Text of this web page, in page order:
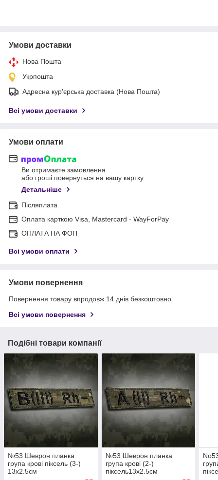
Умови доставки
Нова Пошта
Укрпошта
Адресна кур'єрська доставка (Нова Пошта)
Всі умови доставки
Умови оплати
Ви отримаєте замовлення
або гроші повернуться на вашу картку
Детальніше
Післяплата
Оплата карткою Visa, Mastercard - WayForPay
ОПЛАТА НА ФОП
Всі умови оплати
Умови повернення
Повернення товару впродовж 14 днів безкоштовно
Всі умови повернення
Подібні товари компанії
№53 Шеврон планка
група крові піксель (3-)
13х2.5см
№53 Шеврон планка
група крові (2-)
піксель13х2.5см